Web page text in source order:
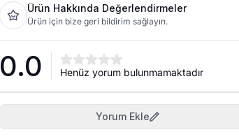
Ürün Hakkında Değerlendirmeler
Ürün için bize geri bildirim sağlayın.
0.0 Henüz yorum bulunmamaktadır
Yorum Ekle